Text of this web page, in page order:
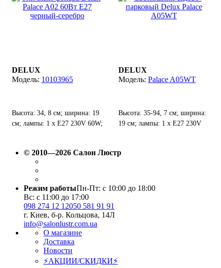
DELUX
10103965
Высота: 34, 8 см; ширина: 19
см; лампы: 1 х Е27 230V 60W;
DELUX
Palace A05WT
Высота: 35-94, 7 см; ширина:
19 см; лампы: 1 х Е27 230V
© 2010—2026 Салон Люстр
Режим работыПн-Пт: с 10:00 до 18:00
Вс: с 11:00 до 17:00
098 274 12 12050 581 91 91
г. Киев, б-р. Кольцова, 14Л
info@salonlustr.com.ua
О магазине
Доставка
Новости
⚡АКЦИИ/СКИДКИ⚡